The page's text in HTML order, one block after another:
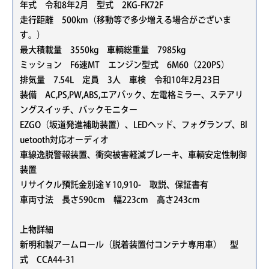
年式 令和8年2月 型式 2KG-FK72F
走行距離 500km（移動等で多少増える場合がございま
す。）
最大積載量 3550kg 車輌総重量 7985kg
ミッション F6速MT エンジン型式 6M60（220PS）
排気量 7.54L 定員 3人 車検 令和10年2月23日
装備 AC,PS,PW,ABS,エアバック、左電格ミラー、ステアリ
ングスイッチ、バックモニター
EZGO（坂道発進補助装置）、LEDヘッド、フォグランプ、Bl
uetooth対応オーディオ
車線逸脱警報装置、衝突被害軽減ブレーキ、車輌安定性制御
装置
リサイクル預託金別途￥10,910- 取説、保証書有
車両寸法 長さ590cm 幅223cm 高さ243cm
上物詳細
新明和製アームロール（脱着装置付コンテナ専用車） 型
式 CCA44-31